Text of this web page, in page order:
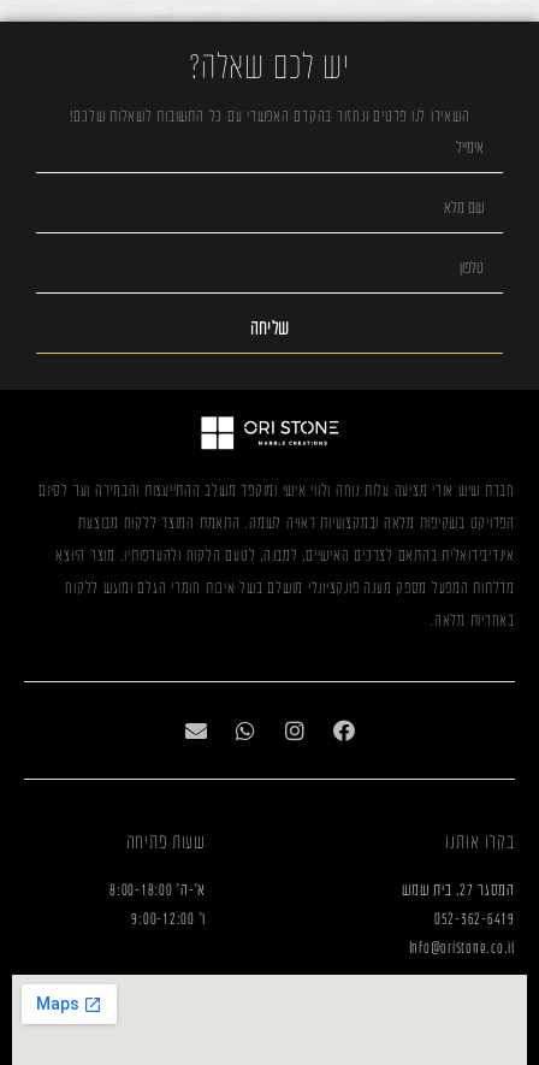
יש לכם שאלה?
השאירו לנו פרטים ונחזור בהקדם האפשרי עם כל התשובות לשאלות שלכם!
שליחה
חברת שיש אורי מציעה עלות נוחה ולווי אישי ומוקפד משלב ההתייעצות והבחירה ועד לסיום
הפרויקט בשקיפות מלאה ובמקצועיות ראויה לשמה. התאמת המוצר ללקוח מבוצעת
אינדיבידואלית בהתאם לצרכים האישיים, למבנה, לטעם הלקוח ולהעדפותיו. מוצר היוצא
מדלתות המפעל מספק מענה פונקציונלי מושלם בשל איכות חומרי הגלם ומוגש ללקוח
באחריות מלאה.
בקרו אותנו
המסגר 27, בית שמש
052-362-6419
Info@oristone.co.il
שעות פתיחה
א'-ה' 8:00-18:00
ו' 9:00-12:00